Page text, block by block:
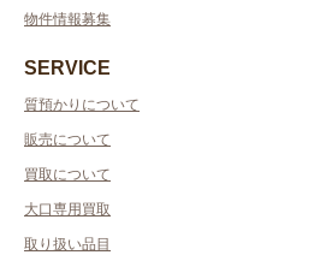
物件情報募集
SERVICE
質預かりについて
販売について
買取について
大口専用買取
取り扱い品目